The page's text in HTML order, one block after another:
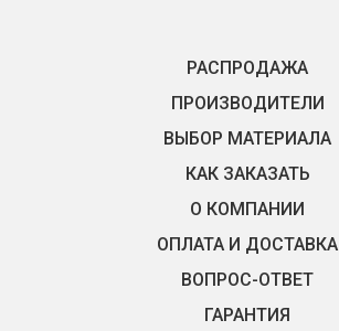
РАСПРОДАЖА
ПРОИЗВОДИТЕЛИ
ВЫБОР МАТЕРИАЛА
КАК ЗАКАЗАТЬ
О КОМПАНИИ
ОПЛАТА И ДОСТАВКА
ВОПРОС-ОТВЕТ
ГАРАНТИЯ